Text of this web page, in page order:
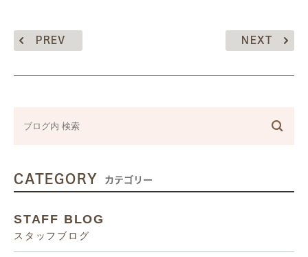
PREV NEXT
CATEGORY カテゴリー
STAFF BLOG
スタッフブログ